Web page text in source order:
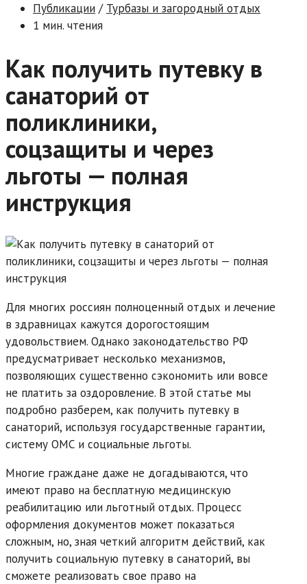
Публикации / Турбазы и загородный отдых
1 мин. чтения
Как получить путевку в
санаторий от
поликлиники,
соцзащиты и через
льготы — полная
инструкция
Для многих россиян полноценный отдых и лечение
в здравницах кажутся дорогостоящим
удовольствием. Однако законодательство РФ
предусматривает несколько механизмов,
позволяющих существенно сэкономить или вовсе
не платить за оздоровление. В этой статье мы
подробно разберем, как получить путевку в
санаторий, используя государственные гарантии,
систему ОМС и социальные льготы.
Многие граждане даже не догадываются, что
имеют право на бесплатную медицинскую
реабилитацию или льготный отдых. Процесс
оформления документов может показаться
сложным, но, зная четкий алгоритм действий, как
получить социальную путевку в санаторий, вы
сможете реализовать свое право на